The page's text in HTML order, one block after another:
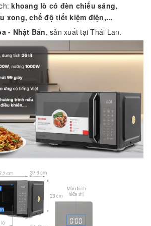
khoang lò có đèn chiếu sáng,
xong, chế độ tiết kiệm điện,...
- Nhật Bản, sản xuất tại Thái Lan.